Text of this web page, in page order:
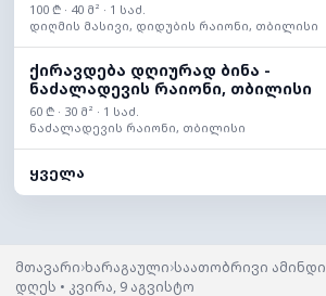
100 ₾ · 40 მ² · 1 საძ.
დიღმის მასივი, დიდუბის რაიონი, თბილისი
ქირავდება დღიურად ბინა -
ნაძალადევის რაიონი, თბილისი
60 ₾ · 30 მ² · 1 საძ.
ნაძალადევის რაიონი, თბილისი
ყველა
მთავარი›ხარაგაული›საათობრივი ამინდი
დღეს • კვირა, 9 აგვისტო